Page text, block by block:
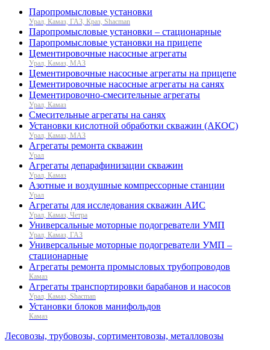
Паропромысловые установки
Урал, Камаз, ГАЗ, Краз, Shacman
Паропромысловые установки – стационарные
Паропромысловые установки на прицепе
Цементировочные насосные агрегаты
Урал, Камаз, МАЗ
Цементировочные насосные агрегаты на прицепе
Цементировочные насосные агрегаты на санях
Цементировочно-смесительные агрегаты
Урал, Камаз
Смесительные агрегаты на санях
Установки кислотной обработки скважин (АКОС)
Урал, Камаз, МАЗ
Агрегаты ремонта скважин
Урал
Агрегаты депарафинизации скважин
Урал, Камаз
Азотные и воздушные компрессорные станции
Урал
Агрегаты для исследования скважин АИС
Урал, Камаз, Четра
Универсальные моторные подогреватели УМП
Урал, Камаз, ГАЗ
Универсальные моторные подогреватели УМП –
стационарные
Агрегаты ремонта промысловых трубопроводов
Камаз
Агрегаты транспортировки барабанов и насосов
Урал, Камаз, Shacman
Установки блоков манифольдов
Камаз
Лесовозы, трубовозы, сортиментовозы, металловозы